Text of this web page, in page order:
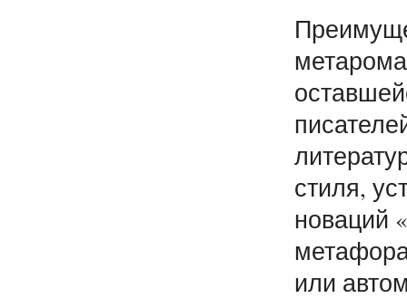
стиля,
новаций
или